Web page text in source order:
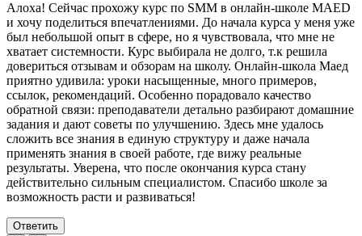
Алоха! Сейчас прохожу курс по SMM в онлайн-школе MAED
и хочу поделиться впечатлениями. До начала курса у меня уже
был небольшой опыт в сфере, но я чувствовала, что мне не
хватает системности. Курс выбирала не долго, т.к решила
довериться отзывам и обзорам на школу. Онлайн-школа Маед
приятно удивила: уроки насыщенные, много примеров,
ссылок, рекомендаций. Особенно порадовало качество
обратной связи: преподаватели детально разбирают домашние
задания и дают советы по улучшению. Здесь мне удалось
сложить все знания в единую структуру и даже начала
применять знания в своей работе, где вижу реальные
результаты. Уверена, что после окончания курса стану
действительно сильным специалистом. Спасибо школе за
возможность расти и развиваться!
Ответить